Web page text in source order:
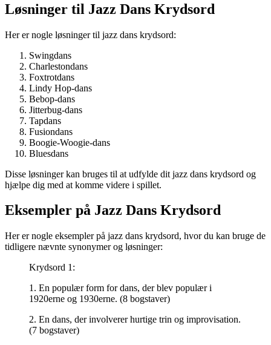
Løsninger til Jazz Dans Krydsord
Her er nogle løsninger til jazz dans krydsord:
Swingdans
Charlestondans
Foxtrotdans
Lindy Hop-dans
Bebop-dans
Jitterbug-dans
Tapdans
Fusiondans
Boogie-Woogie-dans
Bluesdans
Disse løsninger kan bruges til at udfylde dit jazz dans krydsord og
hjælpe dig med at komme videre i spillet.
Eksempler på Jazz Dans Krydsord
Her er nogle eksempler på jazz dans krydsord, hvor du kan bruge de
tidligere nævnte synonymer og løsninger:
Krydsord 1:
1. En populær form for dans, der blev populær i
1920erne og 1930erne. (8 bogstaver)
2. En dans, der involverer hurtige trin og improvisation.
(7 bogstaver)